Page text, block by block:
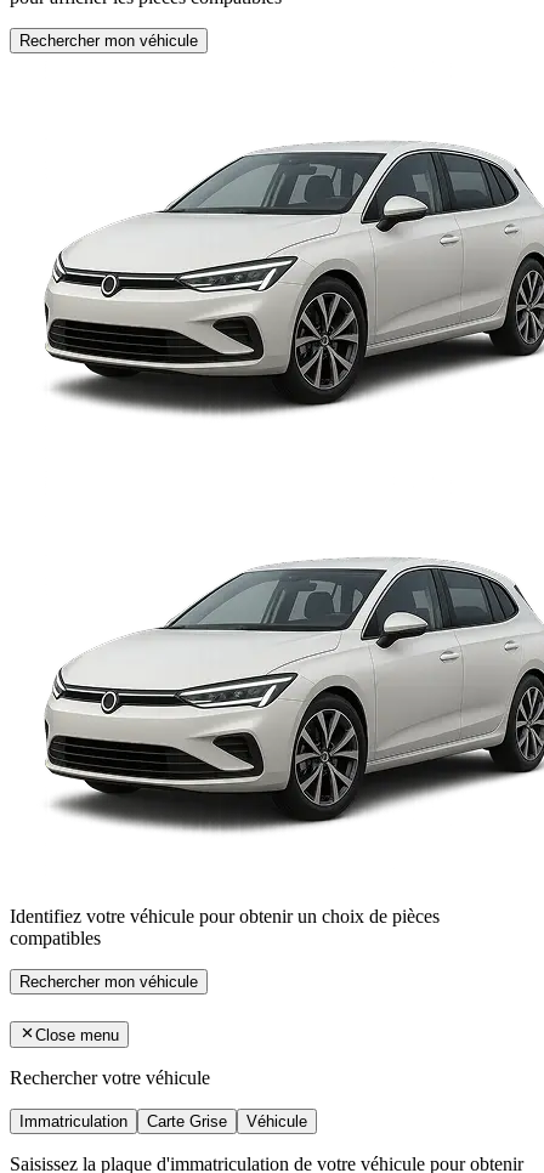
Rechercher mon véhicule
Identifiez votre véhicule pour obtenir un choix de pièces
compatibles
Rechercher mon véhicule
Close menu
Rechercher votre véhicule
Immatriculation Carte Grise Véhicule
Saisissez la plaque d'immatriculation de votre véhicule pour obtenir